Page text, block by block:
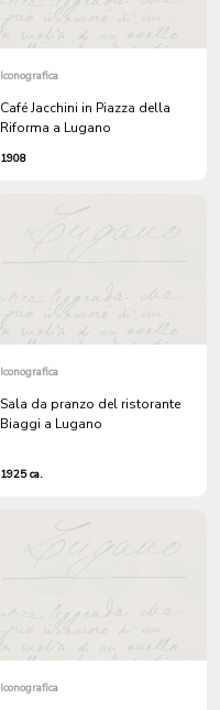
Iconografica
Café Jacchini in Piazza della
Riforma a Lugano
1908
Iconografica
Sala da pranzo del ristorante
Biaggi a Lugano
1925 ca.
Iconografica